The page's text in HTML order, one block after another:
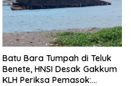
Batu Bara Tumpah di Teluk
Benete, HNSI Desak Gakkum
KLH Periksa Pemasok: